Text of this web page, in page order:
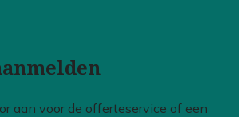
aan voor de offerteservice of een